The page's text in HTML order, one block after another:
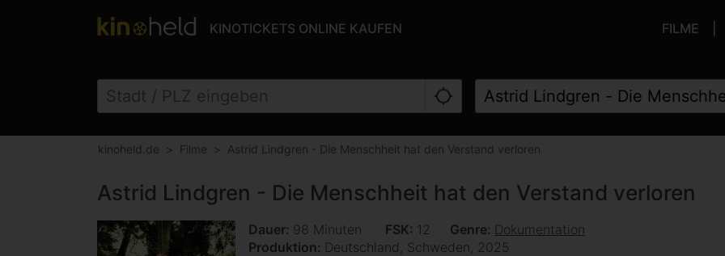
KINOTICKETS ONLINE KAUFEN FILME
kinoheld.de Filme Astrid Lindgren - Die Menschheit hat den Verstand verloren
Astrid Lindgren - Die Menschheit hat den Verstand verloren
Dauer 98 Minuten FSK 12 Genre Dokumentation
Produktion Deutschland, Schweden, 2025